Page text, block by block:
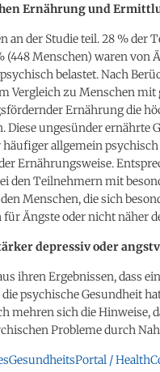
Ernährung und
an der Studie teil. 28 %
(448 Menschen) waren von
belastet. Nach
Vergleich zu Menschen
Ernährung die
Diese ungesünder
allgemein
Ernährungsweise.
den Teilnehmern mit
Menschen, die sich
für Ängste oder nicht näher
depressiv oder
ihren Ergebnissen, dass
psychische Gesundheit
mehren sich die Hinweise,
Probleme durch
/